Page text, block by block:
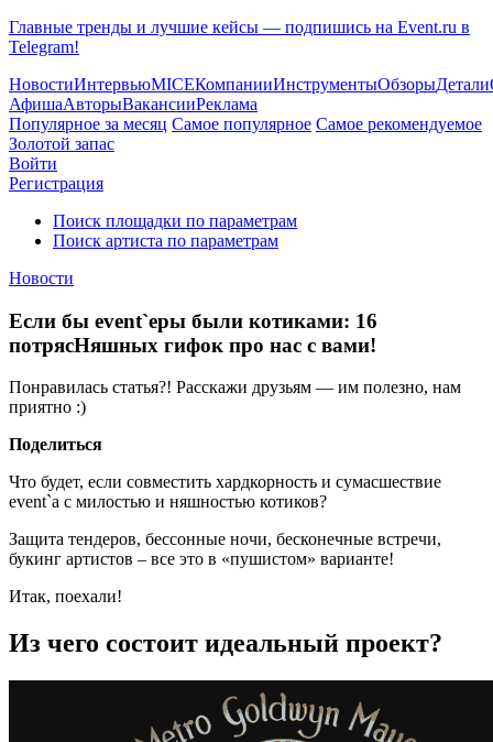
Главные тренды и лучшие кейсы — подпишись на Event.ru в
Telegram!
НовостиИнтервьюMICEКомпанииИнструментыОбзорыДетали
АфишаАвторыВакансииРеклама
Популярное за месяц Самое популярное Самое рекомендуемое
Золотой запас
Войти
Регистрация
Поиск площадки по параметрам
Поиск артиста по параметрам
Новости
Если бы event`еры были котиками: 16
потрясНяшных гифок про нас с вами!
Понравилась статья?! Расскажи друзьям — им полезно, нам
приятно :)
Поделиться
Что будет, если совместить хардкорность и сумасшествие
event`а с милостью и няшностью котиков?
Защита тендеров, бессонные ночи, бесконечные встречи,
букинг артистов – все это в «пушистом» варианте!
Итак, поехали!
Из чего состоит идеальный проект?